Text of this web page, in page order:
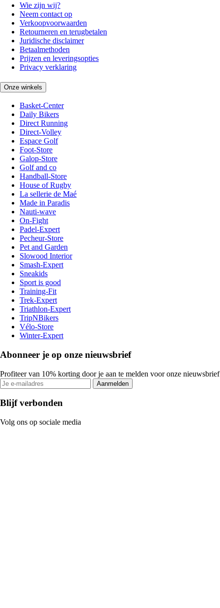
Wie zijn wij?
Neem contact op
Verkoopvoorwaarden
Retourneren en terugbetalen
Juridische disclaimer
Betaalmethoden
Prijzen en leveringsopties
Privacy verklaring
Onze winkels
Basket-Center
Daily Bikers
Direct Running
Direct-Volley
Espace Golf
Foot-Store
Galop-Store
Golf and co
Handball-Store
House of Rugby
La sellerie de Maé
Made in Paradis
Nauti-wave
On-Fight
Padel-Expert
Pecheur-Store
Pet and Garden
Slowood Interior
Smash-Expert
Sneakids
Sport is good
Training-Fit
Trek-Expert
Triathlon-Expert
TripNBikers
Vélo-Store
Winter-Expert
Abonneer je op onze nieuwsbrief
Profiteer van 10% korting door je aan te melden voor onze nieuwsbrief
Aanmelden
Blijf verbonden
Volg ons op sociale media